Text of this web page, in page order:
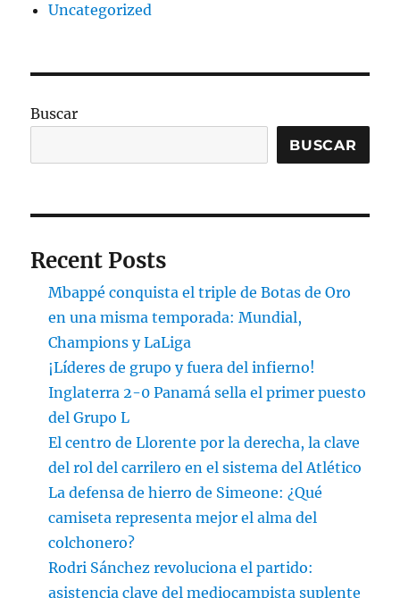
Uncategorized
Buscar
BUSCAR
Recent Posts
Mbappé conquista el triple de Botas de Oro
en una misma temporada: Mundial,
Champions y LaLiga
¡Líderes de grupo y fuera del infierno!
Inglaterra 2-0 Panamá sella el primer puesto
del Grupo L
El centro de Llorente por la derecha, la clave
del rol del carrilero en el sistema del Atlético
La defensa de hierro de Simeone: ¿Qué
camiseta representa mejor el alma del
colchonero?
Rodri Sánchez revoluciona el partido:
asistencia clave del mediocampista suplente